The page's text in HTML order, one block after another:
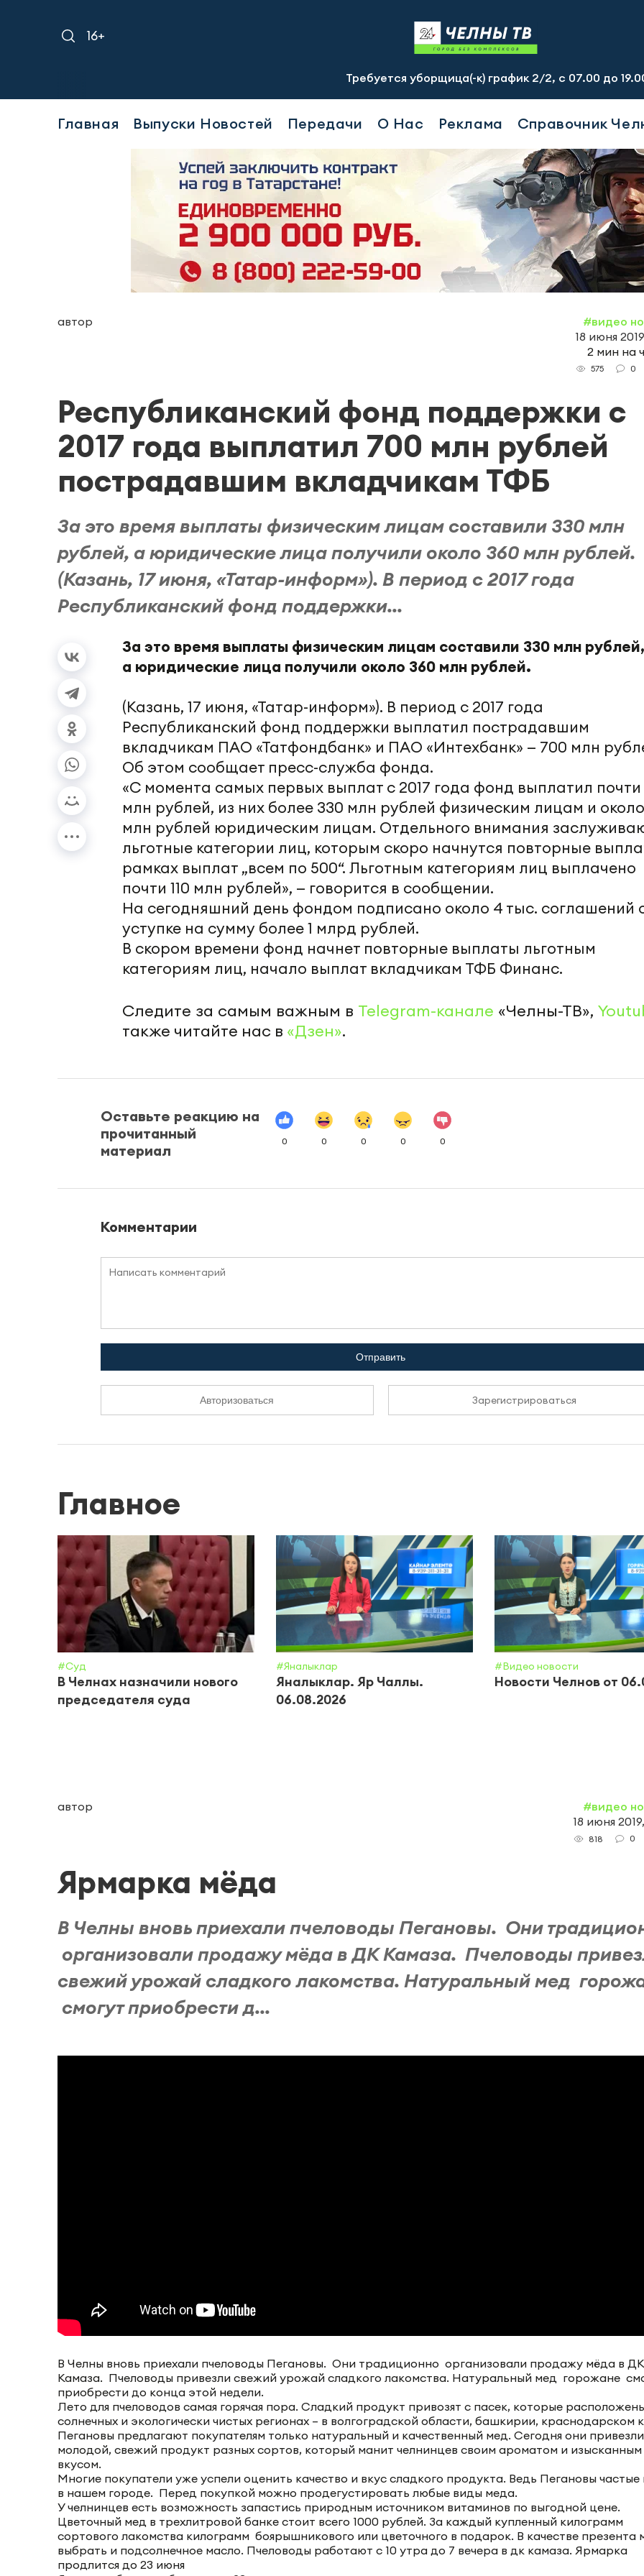
16+
Требуется уборщица(-к) график 2/2, с 07.00 до 19.00,
Главная Выпуски Новостей Передачи О Нас Реклама Справочник
автор
#видео
18 июня
2 мин на
575 0
Республиканский фонд поддержки с
2017 года выплатил 700 млн рублей
пострадавшим вкладчикам ТФБ
За это время выплаты физическим лицам составили 330 млн
рублей, а юридические лица получили около 360 млн рублей.
(Казань, 17 июня, «Татар-информ»). В период с 2017 года
Республиканский фонд поддержки...
За это время выплаты физическим лицам составили 330 млн рублей,
а юридические лица получили около 360 млн рублей.
(Казань, 17 июня, «Татар-информ»). В период с 2017 года
Республиканский фонд поддержки выплатил пострадавшим
вкладчикам ПАО «Татфондбанк» и ПАО «Интехбанк» — 700 млн
Об этом сообщает пресс-служба фонда.
«С момента самых первых выплат с 2017 года фонд выплатил почти
млн рублей, из них более 330 млн рублей физическим лицам и
млн рублей юридическим лицам. Отдельного внимания
льготные категории лиц, которым скоро начнутся повторные
рамках выплат „всем по 500“. Льготным категориям лиц выплачено
почти 110 млн рублей», — говорится в сообщении.
На сегодняшний день фондом подписано около 4 тыс. соглашений
уступке на сумму более 1 млрд рублей.
В скором времени фонд начнет повторные выплаты льготным
категориям лиц, начало выплат вкладчикам ТФБ Финанс.
Следите за самым важным в Telegram-канале «Челны-ТВ»,
также читайте нас в «Дзен».
Оставьте реакцию на
прочитанный
материал
0 0 0 0 0
Комментарии
Отправить
Авторизоваться Зарегистрироваться
Главное
#Суд
В Челнах назначили нового
председателя суда
#Яналыклар
Яналыклар. Яр Чаллы.
06.08.2026
#Видео новости
Новости Челнов от
автор
#видео
18 июня
818 0
Ярмарка мёда
В Челны вновь приехали пчеловоды Пегановы. Они
организовали продажу мёда в ДК Камаза. Пчеловоды
свежий урожай сладкого лакомства. Натуральный мед
смогут приобрести д...
В Челны вновь приехали пчеловоды Пегановы. Они традиционно организовали продажу мёда в ДК
Камаза. Пчеловоды привезли свежий урожай сладкого лакомства. Натуральный мед горожане
приобрести до конца этой недели.
Лето для пчеловодов самая горячая пора. Сладкий продукт привозят с пасек, которые
солнечных и экологически чистых регионах – в волгоградской области, башкирии, краснодарском
Пегановы предлагают покупателям только натуральный и качественный мед. Сегодня они привезли
молодой, свежий продукт разных сортов, который манит челнинцев своим ароматом и изысканным
вкусом.
Многие покупатели уже успели оценить качество и вкус сладкого продукта. Ведь Пегановы частые
в нашем городе. Перед покупкой можно продегустировать любые виды меда.
У челнинцев есть возможность запастись природным источником витаминов по выгодной цене.
Цветочный мед в трехлитровой банке стоит всего 1000 рублей. За каждый купленный килограмм
сортового лакомства килограмм боярышникового или цветочного в подарок. В качестве презента
выбрать и подсолнечное масло. Пчеловоды работают с 10 утра до 7 вечера в дк камаза. Ярмарка
продлится до 23 июня